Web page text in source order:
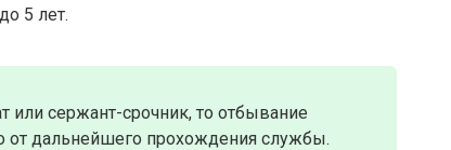
5 лет.
или сержант-срочник, то отбывание
от дальнейшего прохождения службы.